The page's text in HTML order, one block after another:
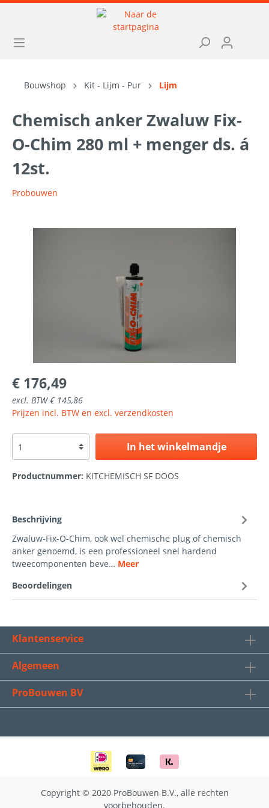
Bouwshop Kit - Lijm - Pur Lijm
Chemisch anker Zwaluw Fix-
O-Chim 280 ml + menger ds. á
12st.
Probouwen
€ 176,49
excl. BTW € 145,86
Prijzen incl. BTW en excl. verzendkosten
In het winkelmandje
Productnummer: KITCHEMISCH SF DOOS
Beschrijving
Zwaluw-Fix-O-Chim, ook wel chemische plug of chemisch
anker genoemd, is een professioneel snel hardend
tweecomponenten beve… Meer
Beoordelingen
Klantenservice
Algemeen
ProBouwen BV
Copyright © 2020 ProBouwen B.V., alle rechten
voorbehouden.